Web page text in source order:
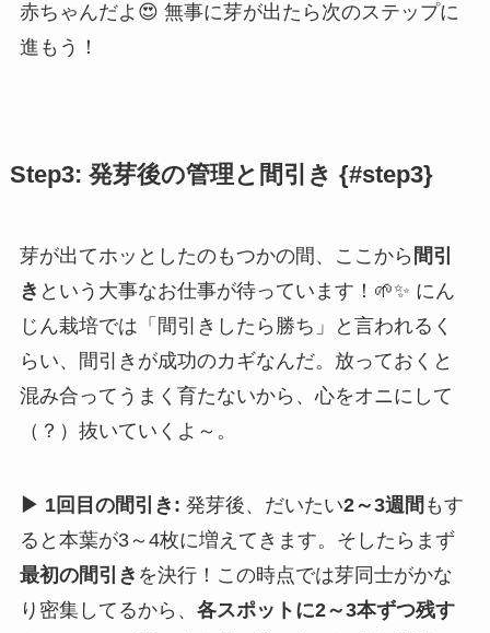
赤ちゃんだよ😍 無事に芽が出たら次のステップに
進もう！
Step3: 発芽後の管理と間引き {#step3}
芽が出てホッとしたのもつかの間、ここから 間引
き という大事なお仕事が待っています！🌱✨ にん
じん栽培では「間引きしたら勝ち」と言われるく
らい、間引きが成功のカギなんだ。放っておくと
混み合ってうまく育たないから、心をオニにして
（？）抜いていくよ～。
▶ 1回目の間引き: 発芽後、だいたい2～3週間 もす
ると本葉が3～4枚に増えてきます。そしたらまず
最初の間引き を決行！この時点では芽同士がかな
り密集してるから、 各スポットに2～3本ずつ残す